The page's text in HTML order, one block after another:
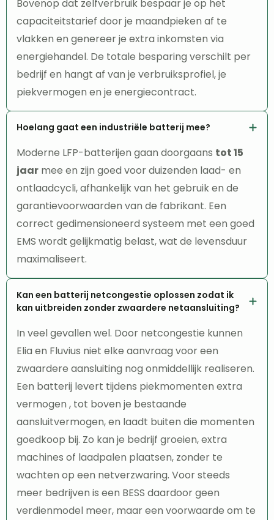
Bovenop dat zelfverbruik bespaar je op het
capaciteitstarief door je maandpieken af te
vlakken en genereer je extra inkomsten via
energiehandel. De totale besparing verschilt per
bedrijf en hangt af van je verbruiksprofiel, je
piekvermogen en je energiecontract.
Hoelang gaat een industriële batterij mee?
Moderne LFP-batterijen gaan doorgaans tot 15
jaar mee en zijn goed voor duizenden laad- en
ontlaadcycli, afhankelijk van het gebruik en de
garantievoorwaarden van de fabrikant. Een
correct gedimensioneerd systeem met een goed
EMS wordt gelijkmatig belast, wat de levensduur
maximaliseert.
Kan een batterij netcongestie oplossen zodat ik
kan uitbreiden zonder zwaardere netaansluiting?
In veel gevallen wel. Door netcongestie kunnen
Elia en Fluvius niet elke aanvraag voor een
zwaardere aansluiting nog onmiddellijk realiseren.
Een batterij levert tijdens piekmomenten extra
vermogen , tot boven je bestaande
aansluitvermogen, en laadt buiten die momenten
goedkoop bij. Zo kan je bedrijf groeien, extra
machines of laadpalen plaatsen, zonder te
wachten op een netverzwaring. Voor steeds
meer bedrijven is een BESS daardoor geen
verdienmodel meer, maar een voorwaarde om te